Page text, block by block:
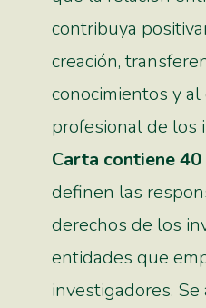
contribuya
creación,
conocimientos y
profesional de los
Carta contiene
definen las
derechos de los
entidades que
investigadores.